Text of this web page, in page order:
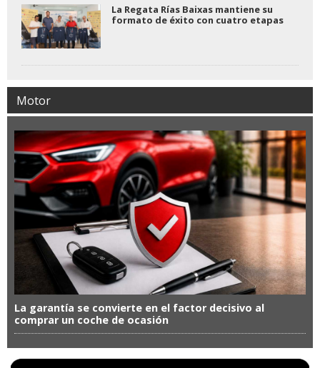
La Regata Rías Baixas mantiene su
formato de éxito con cuatro etapas
Motor
La garantía se convierte en el factor decisivo al
comprar un coche de ocasión